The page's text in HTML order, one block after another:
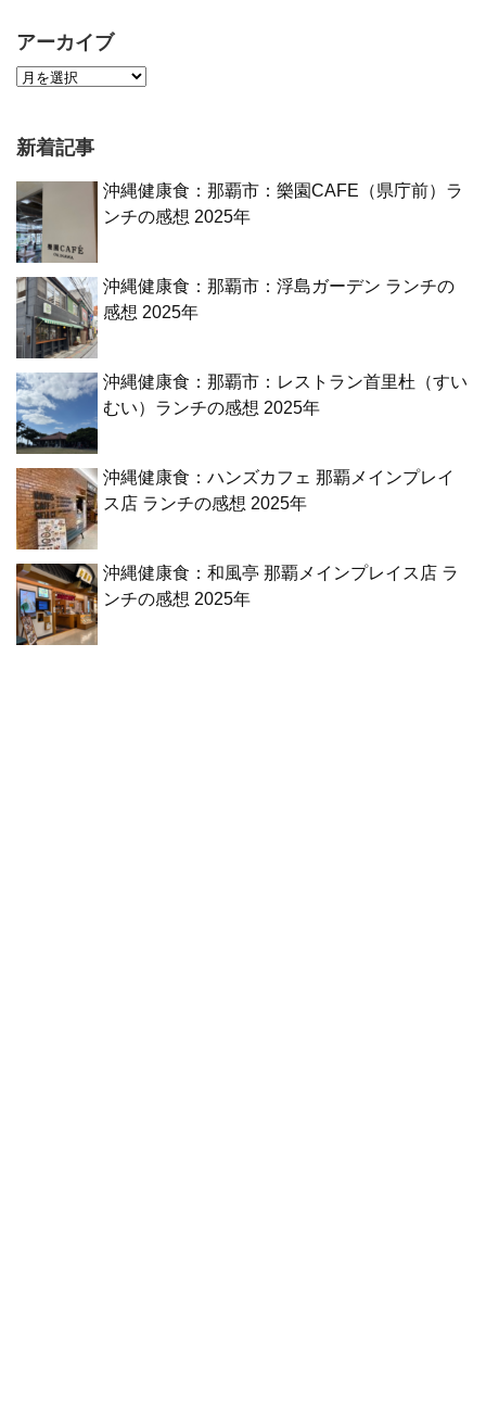
アーカイブ
新着記事
沖縄健康食：那覇市：樂園CAFE（県庁前）ラ
ンチの感想 2025年
沖縄健康食：那覇市：浮島ガーデン ランチの
感想 2025年
沖縄健康食：那覇市：レストラン首里杜（すい
むい）ランチの感想 2025年
沖縄健康食：ハンズカフェ 那覇メインプレイ
ス店 ランチの感想 2025年
沖縄健康食：和風亭 那覇メインプレイス店 ラ
ンチの感想 2025年